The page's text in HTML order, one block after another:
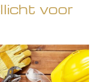
voor